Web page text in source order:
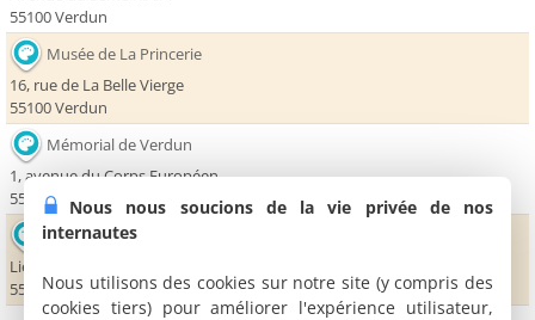
55100 Verdun
Musée de La Princerie
16, rue de La Belle Vierge
55100 Verdun
Mémorial de Verdun
1, avenue du Corps Européen
55100 Fleury Devant Douaumont
Ouvrage de la Falouse
Lieu-dit le "Plat d’Houillon"
55100 Dugny sur Meuse
Nous nous soucions de la vie privée de nos
internautes
Nous utilisons des cookies sur notre site (y compris des
cookies tiers) pour améliorer l'expérience utilisateur,